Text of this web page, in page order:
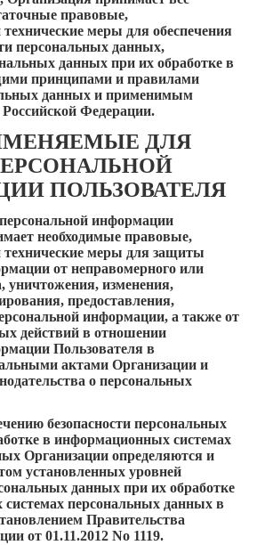
правовые,
меры для обеспечения
персональных данных,
данных при их обработке в
принципами и правилами
данных и применимым
Российской Федерации.
ДЛЯ
ПОЛЬЗОВАТЕЛЯ
информации
необходимые правовые,
технические меры для защиты
от неправомерного или
уничтожения, изменения,
предоставления,
информации, а также от
действий в отношении
Пользователя в
актами Организации и
о персональных
безопасности персональных
в информационных системах
Организации определяются и
установленных уровней
данных при их обработке
персональных данных в
Правительства
от 01.11.2012 No 1119.